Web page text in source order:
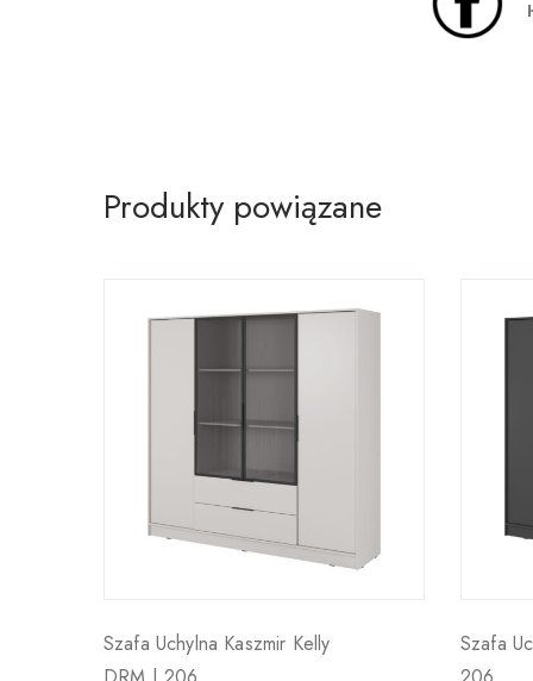
Produkty powiązane
Szafa Uchylna Kaszmir Kelly
Szafa